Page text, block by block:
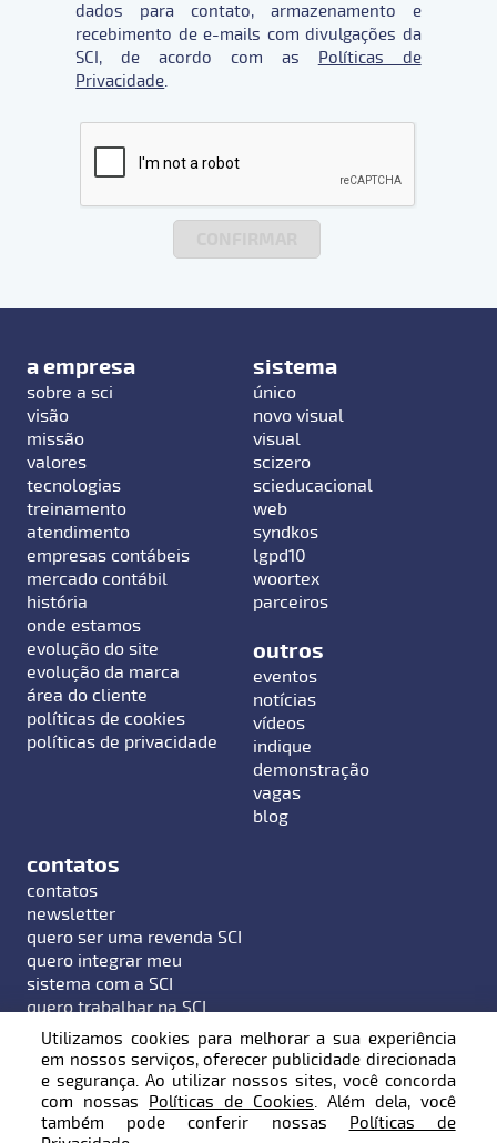
dados para contato, armazenamento e
recebimento de e-mails com divulgações da
SCI, de acordo com as
Políticas de
Privacidade.
a empresa
sobre a sci
visão
missão
valores
tecnologias
treinamento
atendimento
empresas contábeis
mercado contábil
história
onde estamos
evolução do site
evolução da marca
área do cliente
políticas de cookies
políticas de privacidade
sistema
único
novo visual
visual
scizero
scieducacional
web
syndkos
lgpd10
woortex
parceiros
outros
eventos
notícias
vídeos
indique
demonstração
vagas
blog
contatos
contatos
newsletter
quero ser uma revenda SCI
quero integrar meu
sistema com a SCI
quero trabalhar na SCI
Endereço: Rua Hermann Hering, 799 - Bairro Bom
Utilizamos cookies para melhorar a sua experiência
em nossos serviços, oferecer publicidade direcionada
e segurança. Ao utilizar nossos sites, você concorda
com nossas Políticas de Cookies. Além dela, você
também pode conferir nossas Políticas de